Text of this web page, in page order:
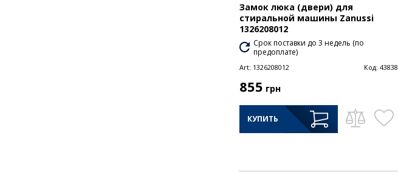
Замок люка (двери) для
стиральной машины Zanussi
1326208012
Срок поставки до 3 недель (по
предоплате)
Art: 1326208012 Код: 43838
855 грн
КУПИТЬ